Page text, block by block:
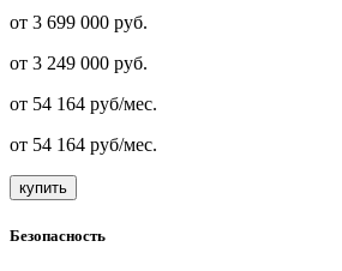
от 3 699 000 руб.
от 3 249 000 руб.
от 54 164 руб/мес.
от 54 164 руб/мес.
купить
Безопасность